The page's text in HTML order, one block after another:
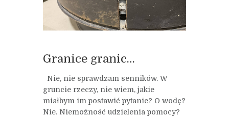
Granice granic…
Nie, nie sprawdzam senników. W
gruncie rzeczy, nie wiem, jakie
miałbym im postawić pytanie? O wodę?
Nie. Niemożność udzielenia pomocy?